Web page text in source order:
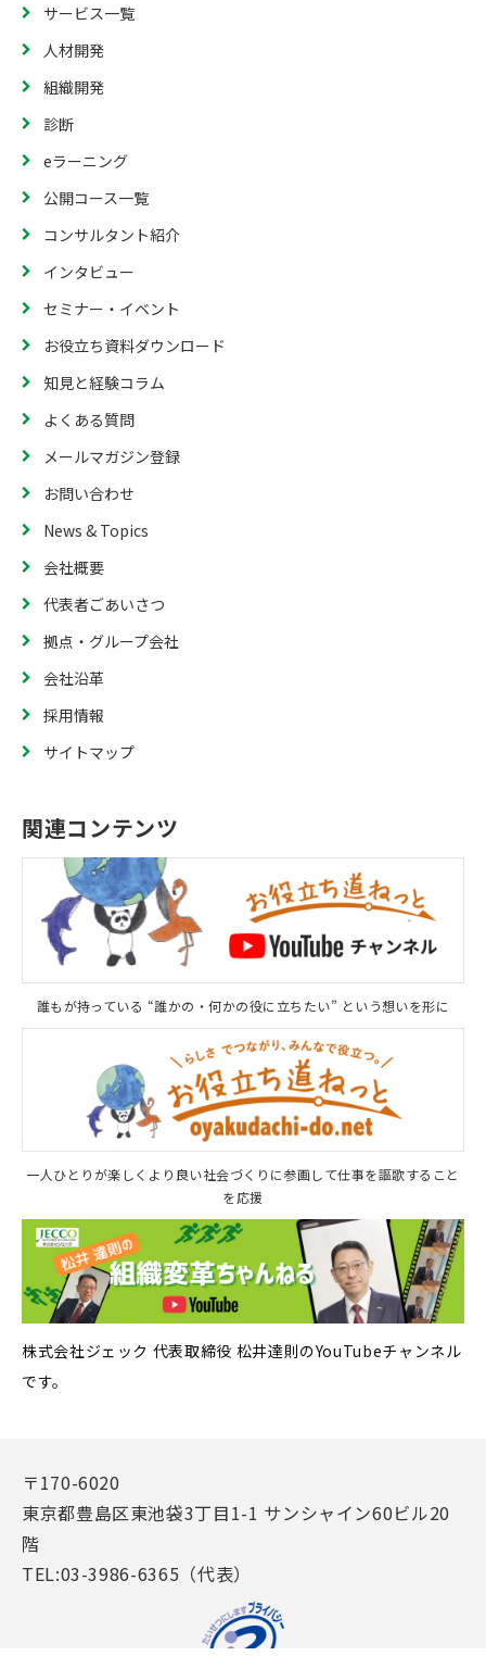
サービス一覧
人材開発
組織開発
診断
eラーニング
公開コース一覧
コンサルタント紹介
インタビュー
セミナー・イベント
お役立ち資料ダウンロード
知見と経験コラム
よくある質問
メールマガジン登録
お問い合わせ
News & Topics
会社概要
代表者ごあいさつ
拠点・グループ会社
会社沿革
採用情報
サイトマップ
関連コンテンツ
誰もが持っている “誰かの・何かの役に立ちたい” という想いを形に
一人ひとりが楽しくより良い社会づくりに参画して仕事を謳歌すること
を応援
株式会社ジェック 代表取締役 松井達則のYouTubeチャンネル
です。
〒170-6020
東京都豊島区東池袋3丁目1-1 サンシャイン60ビル20
階
TEL:03-3986-6365（代表）